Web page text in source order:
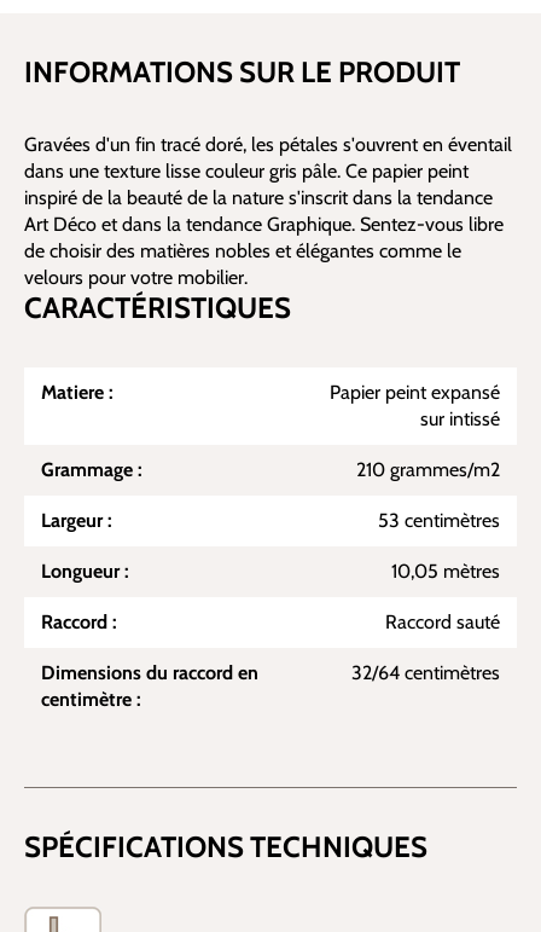
INFORMATIONS SUR LE PRODUIT
Gravées d'un fin tracé doré, les pétales s'ouvrent en éventail
dans une texture lisse couleur gris pâle. Ce papier peint
inspiré de la beauté de la nature s'inscrit dans la tendance
Art Déco et dans la tendance Graphique. Sentez-vous libre
de choisir des matières nobles et élégantes comme le
velours pour votre mobilier.
CARACTÉRISTIQUES
Matiere :
Papier peint expansé
sur intissé
Grammage : 210 grammes/m2
Largeur : 53 centimètres
Longueur : 10,05 mètres
Raccord : Raccord sauté
Dimensions du raccord en
centimètre :
32/64 centimètres
SPÉCIFICATIONS TECHNIQUES